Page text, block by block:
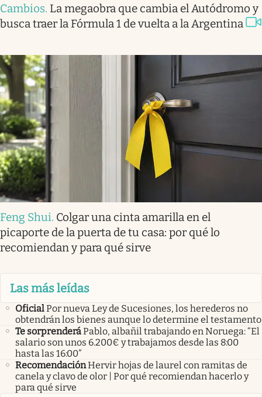
Cambios. La megaobra que cambia el Autódromo y
busca traer la Fórmula 1 de vuelta a la Argentina
Feng Shui. Colgar una cinta amarilla en el
picaporte de la puerta de tu casa: por qué lo
recomiendan y para qué sirve
Las más leídas
OficialPor nueva Ley de Sucesiones, los herederos no
obtendrán los bienes aunque lo determine el testamento
Te sorprenderáPablo, albañil trabajando en Noruega: “El
salario son unos 6.200€ y trabajamos desde las 8:00
hasta las 16:00”
RecomendaciónHervir hojas de laurel con ramitas de
canela y clavo de olor | Por qué recomiendan hacerlo y
para qué sirve